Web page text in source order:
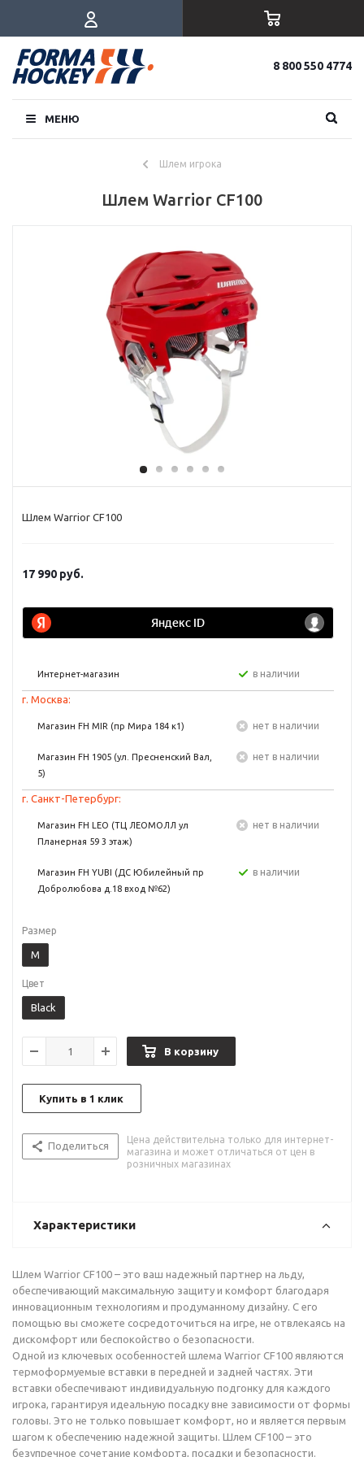
8 800 550 4774
МЕНЮ
Шлем игрока
Шлем Warrior CF100
Шлем Warrior CF100
17 990 руб.
Интернет-магазин в наличии
г. Москва:
Магазин FH MIR (пр Мира 184 к1) Нет в наличии
Магазин FH 1905 (ул. Пресненский Вал,
5)
Нет в наличии
г. Санкт-Петербург:
Магазин FH LEO (ТЦ ЛЕОМОЛЛ ул
Планерная 59 3 этаж)
Нет в наличии
Магазин FH YUBI (ДС Юбилейный пр
Добролюбова д.18 вход №62)
в наличии
Размер
M
Цвет
Black
В корзину
Купить в 1 клик
Поделиться
Цена действительна только для интернет-
магазина и может отличаться от цен в
розничных магазинах
Характеристики
Шлем Warrior CF100 – это ваш надежный партнер на льду,
обеспечивающий максимальную защиту и комфорт благодаря
инновационным технологиям и продуманному дизайну. С его
помощью вы сможете сосредоточиться на игре, не отвлекаясь на
дискомфорт или беспокойство о безопасности.
Одной из ключевых особенностей шлема Warrior CF100 являются
термоформуемые вставки в передней и задней частях. Эти
вставки обеспечивают индивидуальную подгонку для каждого
игрока, гарантируя идеальную посадку вне зависимости от формы
головы. Это не только повышает комфорт, но и является первым
шагом к обеспечению надежной защиты. Шлем CF100 – это
безупречное сочетание комфорта, посадки и безопасности.